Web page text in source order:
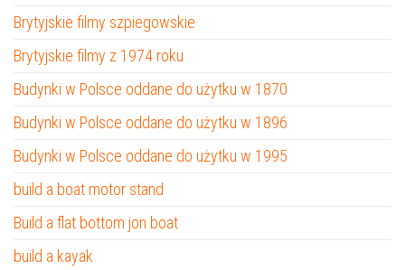
Brytyjskie filmy szpiegowskie
Brytyjskie filmy z 1974 roku
Budynki w Polsce oddane do użytku w 1870
Budynki w Polsce oddane do użytku w 1896
Budynki w Polsce oddane do użytku w 1995
build a boat motor stand
Build a flat bottom jon boat
build a kayak